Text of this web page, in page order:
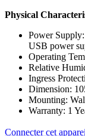
Physical
Power
USB power
Operating
Relative
Ingress
Dimension:
Mounting:
Warranty: 1
Connecter cet